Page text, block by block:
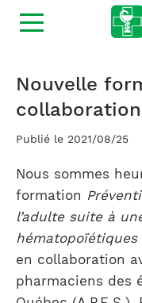
Ouvrir
la
Nouvelle
collaboration
Publié le 2021/08/25
Nous sommes
formation
l’adulte suite à
hématopoïétiques
en collaboration
pharmaciens des